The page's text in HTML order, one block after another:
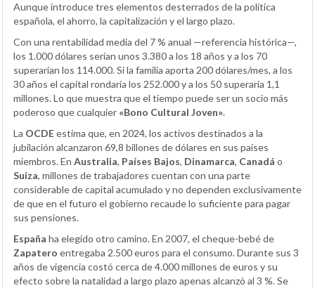
Aunque introduce tres elementos desterrados de la política
española, el ahorro, la capitalización y el largo plazo.
Con una rentabilidad media del 7 % anual —referencia histórica—,
los 1.000 dólares serían unos 3.380 a los 18 años y a los 70
superarían los 114.000. Si la familia aporta 200 dólares/mes, a los
30 años el capital rondaría los 252.000 y a los 50 superaría 1,1
millones. Lo que muestra que el tiempo puede ser un socio más
poderoso que cualquier «Bono Cultural Joven».
La OCDEestima que, en 2024, los activos destinados a la
jubilación alcanzaron 69,8 billones de dólares en sus países
miembros. En Australia, Países Bajos, Dinamarca, Canadá o
Suiza, millones de trabajadores cuentan con una parte
considerable de capital acumulado y no dependen exclusivamente
de que en el futuro el gobierno recaude lo suficiente para pagar
sus pensiones.
España ha elegido otro camino. En 2007, el cheque-bebé de
Zapatero entregaba 2.500 euros para el consumo. Durante sus 3
años de vigencia costó cerca de 4.000 millones de euros y su
efecto sobre la natalidad a largo plazo apenas alcanzó al 3 %. Se